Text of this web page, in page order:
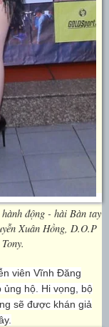
hành động - hài Bàn tay
Xuân Hồng, D.O.P
viên Vĩnh Đăng
ủng hộ . Hi vọng, bộ
sẽ được khán giả